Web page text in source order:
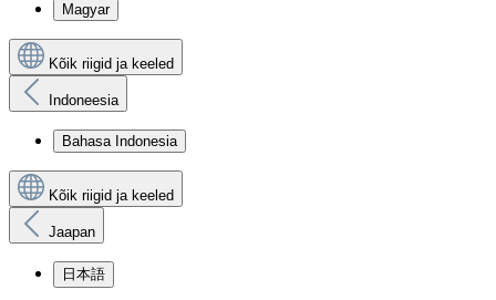
Magyar
Kõik riigid ja keeled
Indoneesia
Bahasa Indonesia
Kõik riigid ja keeled
Jaapan
日本語